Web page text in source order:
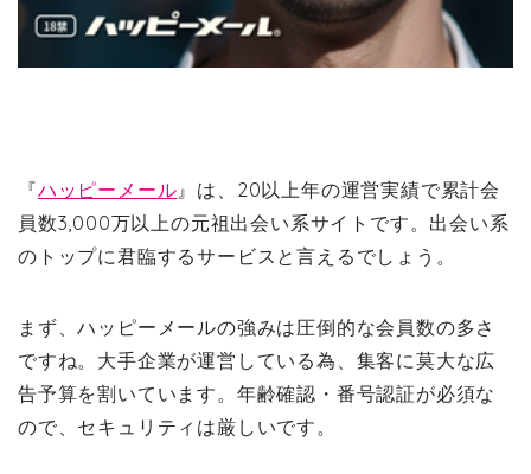
『ハッピーメール 』は、20以上年の運営実績で累計会
員数3,000万以上の元祖出会い系サイトです。出会い系
のトップに君臨するサービスと言えるでしょう。
まず、ハッピーメールの強みは圧倒的な会員数の多さ
ですね。大手企業が運営している為、集客に莫大な広
告予算を割いています。年齢確認・番号認証が必須な
ので、セキュリティは厳しいです。